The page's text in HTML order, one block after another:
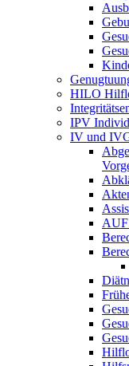
HILO
IPV
IV und
AUF